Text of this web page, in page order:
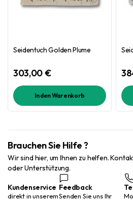
Seidentuch Golden Plume
303,00€
In den Warenkorb
Brauchen Sie Hilfe ?
Wir sind hier, um Ihnen zu helfen.
oder Unterstützung.
Kundenservice
direkt in unserem
Feedback
Senden Sie uns Ihr